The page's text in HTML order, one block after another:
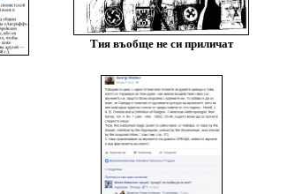
Тия въобще не си приличат